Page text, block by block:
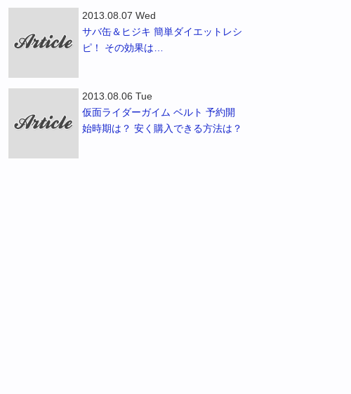
2013.08.07 Wed
サバ缶＆ヒジキ 簡単ダイエットレシ
ピ！ その効果は…
2013.08.06 Tue
仮面ライダーガイム ベルト 予約開
始時期は？ 安く購入できる方法は？